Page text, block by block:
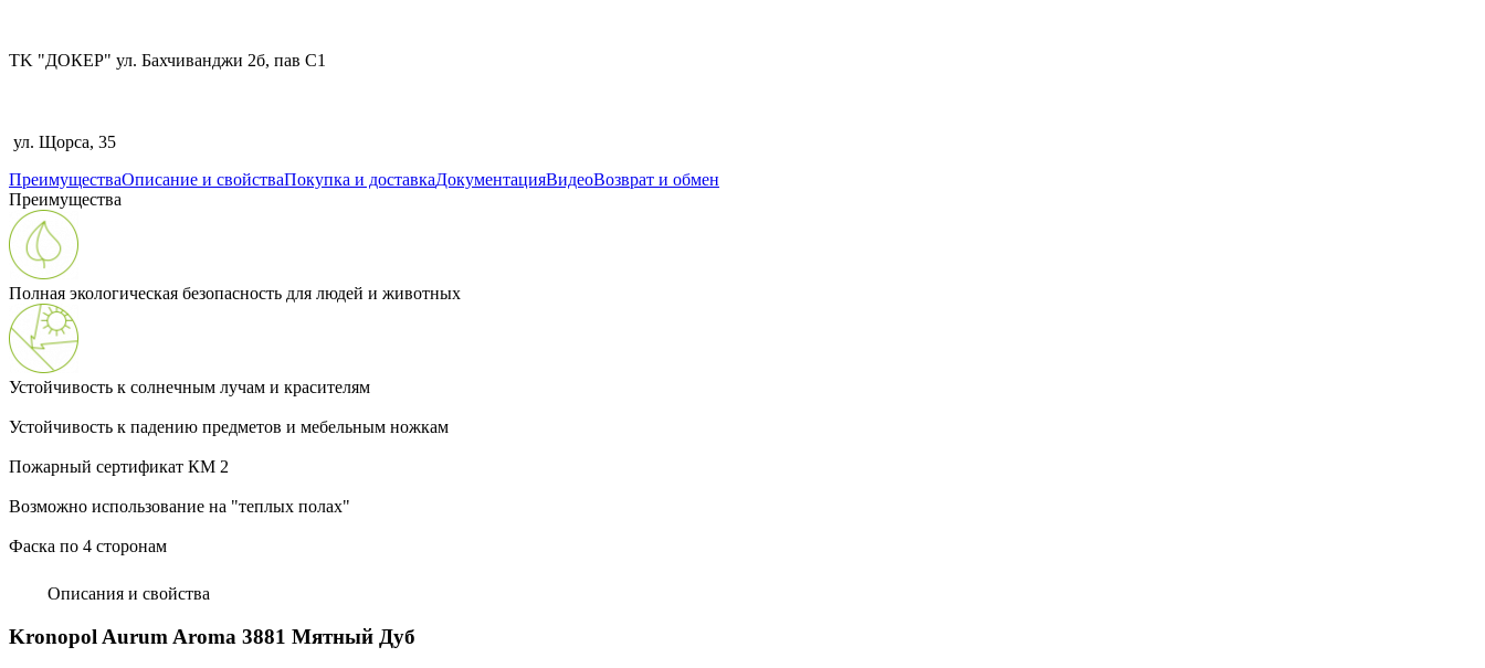
TK "ДОКЕР" ул. Бахчиванджи 2б, пав С1
ул. Щорса, 35
ПреимуществаОписание и свойстваПокупка и доставкаДокументацияВидеоВозврат и обмен
Преимущества
Полная экологическая безопасность для людей и животных
Устойчивость к солнечным лучам и красителям
Устойчивость к падению предметов и мебельным ножкам
Пожарный сертификат КМ 2
Возможно использование на "теплых полах"
Фаска по 4 сторонам
Описания и свойства
Kronopol Aurum Aroma 3881 Мятный Дуб